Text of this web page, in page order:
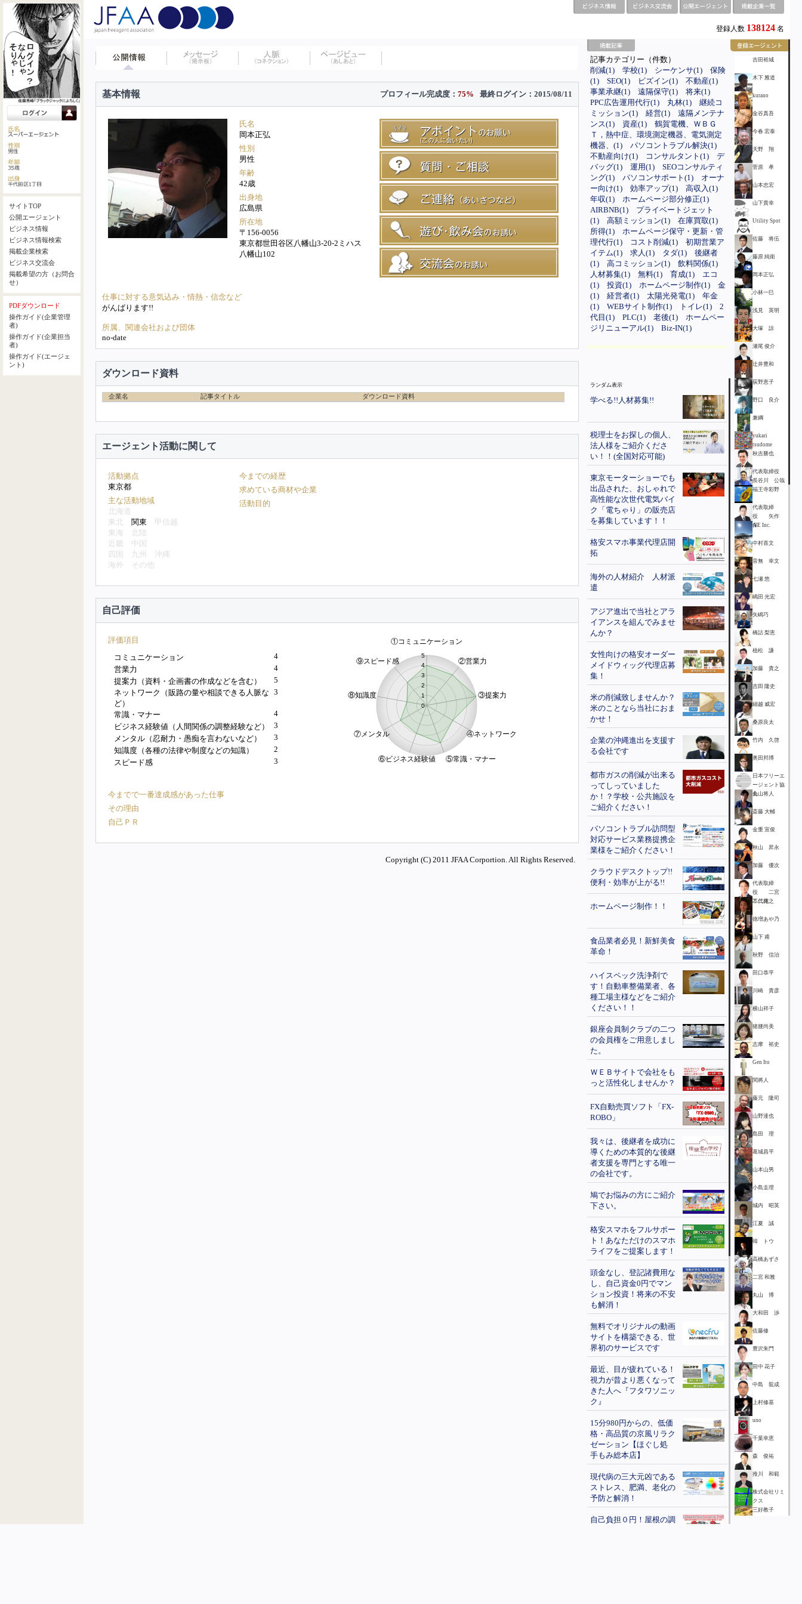
サイトTOP
公開エージェント
ビジネス情報
ビジネス情報検索
掲載企業検索
ビジネス交流会
掲載希望の方（お問合
せ）
PDFダウンロード
操作ガイド(企業管理
者)
操作ガイド(企業担当
者)
操作ガイド(エージェ
ント)
登録人数 138124 名
基本情報 最終ログイン： 2015/08/11
プロフィール完成度： 75%
氏名
岡本正弘
性別
男性
年齢
42歳
出身地
広島県
所在地
〒156-0056
東京都世田谷区八幡山3-20-2ミハス
八幡山102
仕事に対する意気込み・情熱・信念など
がんばります!!
所属、関連会社および団体
no-date
ダウンロード資料
企業名 記事タイトル ダウンロード資料
エージェント活動に関して
活動拠点
東京都
主な活動地域
北海道
東北 関東 甲信越
東海
北陸
近畿
中国
四国
九州
沖縄
海外
その他
今までの経歴
求めている商材や企業
活動目的
自己評価
評価項目
コミュニケーション
4
営業力
4
提案力（資料・企画書の作成などを含む）
5
ネットワーク（販路の量や相談できる人脈な
ど）
3
常識・マナー
4
ビジネス経験値（人間関係の調整経験など）
3
メンタル（忍耐力・愚痴を言わないなど）
3
知識度（各種の法律や制度などの知識）
2
スピード感
3
今までで一番達成感があった仕事
その理由
自己ＰＲ
Copyright (C) 2011 JFAA Corportion. All Rights Reserved.
記事カテゴリー（件数）
削減(1)
学校(1) シーケンサ(1)
保険
(1)
SEO(1) ビズイン(1)
不動産(1)
事業承継(1)
遠隔保守(1)
将来(1)
PPC広告運用代行(1)
丸林(1)
継続コ
ミッション(1)
経営(1)
遠隔メンテナ
ンス(1)
資産(1)
鶴賀電機、ＷＢＧ
Ｔ，熱中症、環境測定機器、電気測定
機器、(1)
パソコントラブル解決(1)
不動産向け(1)
コンサルタント(1)
デ
バッグ(1)
運用(1)
SEOコンサルティ
ング(1)
パソコンサポート(1)
オーナ
ー向け(1)
効率アップ(1)
高収入(1)
年収(1)
ホームページ部分修正(1)
AIRBNB(1)
プライベートジェット
(1)
高額ミッション(1)
在庫買取(1)
所得(1)
ホームページ保守・更新・管
理代行(1)
コスト削減(1)
初期営業ア
イテム(1)
求人(1) タダ(1)
後継者
(1)
高コミッション(1)
飲料関係(1)
人材募集(1)
無料(1) 育成(1)
エコ
(1)
投資(1) ホームページ制作(1)
金
(1)
経営者(1) 太陽光発電(1)
年金
(1)
WEBサイト制作(1) トイレ(1)
2
代目(1)
PLC(1) 老後(1)
ホームペー
ジリニューアル(1)
Biz-IN(1)
ランダム表示
学べる!!人材募集!!
税理士をお探しの個人、
法人様をご紹介くださ
い！！(全国対応可能)
東京モーターショーでも
出品された、おしゃれで
高性能な次世代電気バイ
ク「電ちゃり」の販売店
を募集しています！！
格安スマホ事業代理店開
拓
海外の人材紹介 人材派
遣
アジア進出で当社とアラ
イアンスを組んでみませ
んか？
女性向けの格安オーダー
メイドウィッグ代理店募
集！
米の削減致しませんか？
米のことなら当社におま
かせ！
企業の沖縄進出を支援す
る会社です
都市ガスの削減が出来る
ってしっていました
か！？学校・公共施設を
ご紹介ください！
パソコントラブル訪問型
対応サービス業務提携企
業様をご紹介ください！
クラウドデスクトップ!!
便利・効率が上がる!!
ホームページ制作！！
食品業者必見！新鮮美食
革命！
ハイスペック洗浄剤で
す！自動車整備業者、各
種工場主様などをご紹介
ください！！
銀座会員制クラブの二つ
の会員権をご用意しまし
た。
ＷＥＢサイトで会社をも
っと活性化しませんか？
FX自動売買ソフト「FX-
ROBO」
我々は、後継者を成功に
導くための本質的な後継
者支援を専門とする唯一
の会社です。
鳩でお悩みの方にご紹介
下さい。
格安スマホをフルサポー
ト！あなただけのスマホ
ライフをご提案します！
頭金なし、登記諸費用な
し、自己資金0円でマン
ション投資！将来の不安
も解消！
無料でオリジナルの動画
サイトを構築できる、世
界初のサービスです
最近、目が疲れている！
視力が昔より悪くなって
きた人へ『フタワソニッ
ク』
15分980円からの、低価
格・高品質の京風リラク
ゼーション【ほぐし処
手もみ総本店】
現代病の三大元凶である
ストレス、肥満、老化の
予防と解消！
自己負担０円！屋根の調
吉田裕城
木下 雅道
kurano
金谷真吾
今春 宏泰
天野 翔
菅原 孝
山本忠宏
山下貴幸
Utility Spot
佐藤 将伍
藤原 純衛
岡本正弘
小林一巳
浅見 英明
大塚 諒
瀬尾 俊介
辻井豊和
荻野恵子
野口 良介
兼綱
yukari
tsudome
秋吉勝也
代表取締役
長谷川 公哉
福王寺彩野
代表取締
役 矢作
保
A E Inc.
中村喜文
音無 幸文
七瀬 悠
嶋田 光宏
矢嶋巧
橋詰 梨恵
植松 謙
加藤 貴之
吉田 隆史
細越 威宏
桑原良太
竹内 久啓
奥田邦博
日本フリーエ
ージェント協
会
丸山将人
斎藤 大輔
金重 宣俊
秋山 昇永
加藤 優次
代表取締
役 二宮
不二雄
二代克之
徳増あや乃
山下 甫
秋野 信治
田口恭平
川崎 貴彦
横山祥子
猪腰尚美
志摩 裕史
Gen Ito
関將人
藤元 隆司
山野達也
島田 理
葛城昌平
山本山男
小島圭理
城内 昭英
江夏 誠
韓 トウ
高橋あずさ
二宮 和雅
丸山 博
大和田 渉
佐藤修
豊沢朱門
田中 花子
中島 龍成
上村修基
uno
千葉幸恵
森 俊祐
推川 和範
株式会社リミ
クス
三好教子